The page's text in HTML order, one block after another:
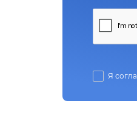
Я